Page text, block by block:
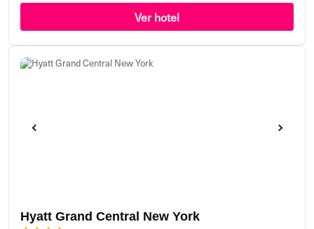
Ver hotel
Hyatt Grand Central New York